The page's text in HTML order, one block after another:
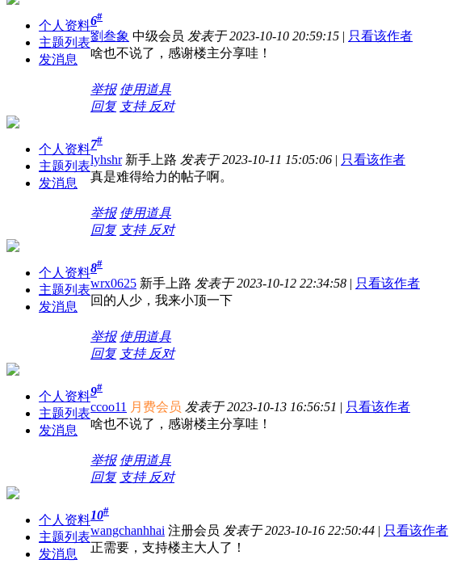
个人资料
主题列表
发消息
6#
劉叁象 中级会员 发表于 2023-10-10 20:59:15 | 只看该作者
啥也不说了，感谢楼主分享哇！
举报 使用道具
回复 支持 反对
个人资料
主题列表
发消息
7#
lyhshr 新手上路 发表于 2023-10-11 15:05:06 | 只看该作者
真是难得给力的帖子啊。
举报 使用道具
回复 支持 反对
个人资料
主题列表
发消息
8#
wrx0625 新手上路 发表于 2023-10-12 22:34:58 | 只看该作者
回的人少，我来小顶一下
举报 使用道具
回复 支持 反对
个人资料
主题列表
发消息
9#
ccoo11 月费会员 发表于 2023-10-13 16:56:51 | 只看该作者
啥也不说了，感谢楼主分享哇！
举报 使用道具
回复 支持 反对
个人资料
主题列表
发消息
10#
wangchanhhai 注册会员 发表于 2023-10-16 22:50:44 | 只看该作者
正需要，支持楼主大人了！